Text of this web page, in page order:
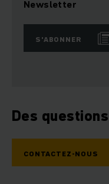
Newsletter
S'ABONNER
Des
CONTACTEZ-NOUS